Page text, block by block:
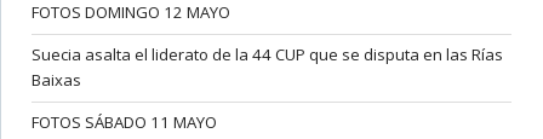
FOTOS DOMINGO 12 MAYO
Suecia asalta el liderato de la 44 CUP que se disputa en las Rías
Baixas
FOTOS SÁBADO 11 MAYO